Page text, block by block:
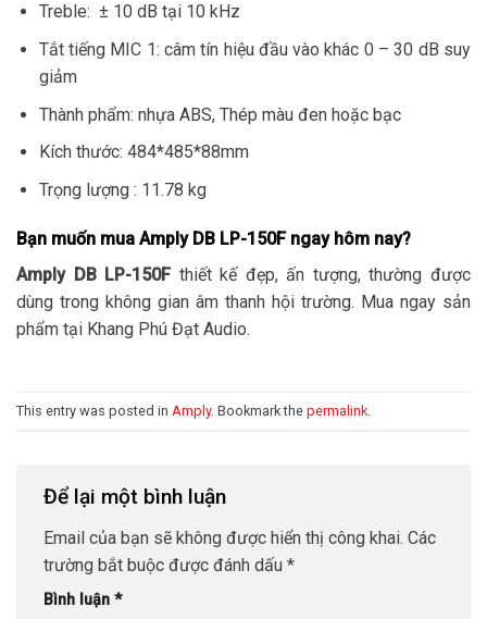
Treble: ± 10 dB tại 10 kHz
Tắt tiếng MIC 1: câm tín hiệu đầu vào khác 0 – 30 dB suy
giảm
Thành phẩm: nhựa ABS, Thép màu đen hoặc bạc
Kích thước: 484*485*88mm
Trọng lượng : 11.78 kg
Bạn muốn mua Amply DB LP-150F ngay hôm nay?
Amply DB LP-150Fthiết kế đẹp, ấn tượng, thường được
dùng trong không gian âm thanh hội trường. Mua ngay sản
phẩm tại Khang Phú Đạt Audio.
This entry was posted in Amply. Bookmark the permalink
Để lại một bình luận
Email của bạn sẽ không được hiển thị công khai. Các
trường bắt buộc được đánh dấu *
Bình luận *